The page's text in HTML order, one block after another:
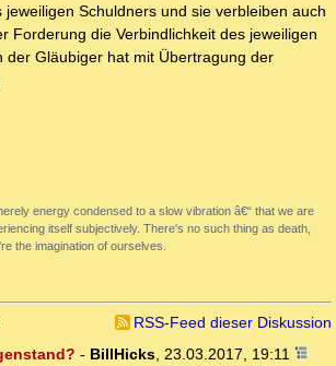
jeweiligen Schuldners und sie verbleiben auch
Forderung die Verbindlichkeit des jeweiligen
der Gläubiger hat mit Übertragung der
energy condensed to a slow vibration â€“ that we are
itself subjectively. There's no such thing as death,
the imagination of ourselves.
RSS-Feed dieser Diskussion
- BillHicks, 23.03.2017, 19:11